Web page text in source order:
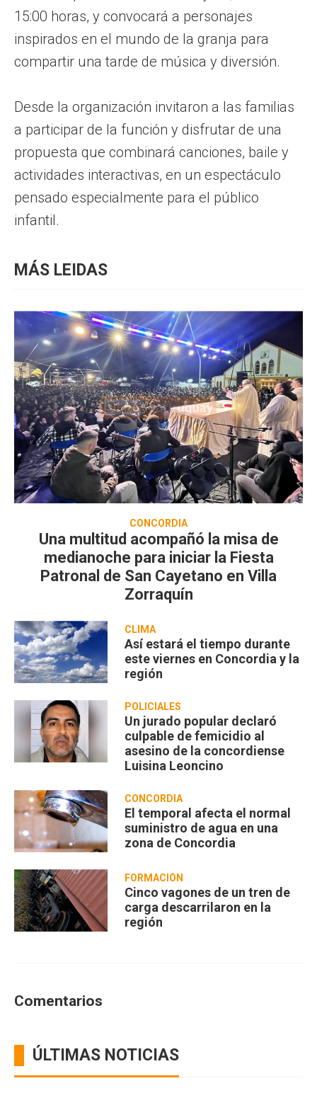
15:00 horas, y convocará a personajes
inspirados en el mundo de la granja para
compartir una tarde de música y diversión.
Desde la organización invitaron a las familias
a participar de la función y disfrutar de una
propuesta que combinará canciones, baile y
actividades interactivas, en un espectáculo
pensado especialmente para el público
infantil.
MÁS LEIDAS
CONCORDIA
Una multitud acompañó la misa de
medianoche para iniciar la Fiesta
Patronal de San Cayetano en Villa
Zorraquín
CLIMA
Así estará el tiempo durante
este viernes en Concordia y la
región
POLICIALES
Un jurado popular declaró
culpable de femicidio al
asesino de la concordiense
Luisina Leoncino
CONCORDIA
El temporal afecta el normal
suministro de agua en una
zona de Concordia
FORMACIÓN
Cinco vagones de un tren de
carga descarrilaron en la
región
Comentarios
ÚLTIMAS NOTICIAS